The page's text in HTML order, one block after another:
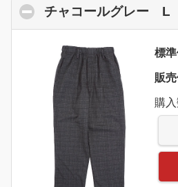
チャコールグレー
標
販売
購